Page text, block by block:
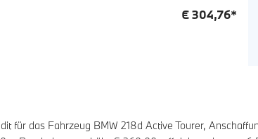
€304,76*
für das Fahrzeug BMW 218d Active Tourer,